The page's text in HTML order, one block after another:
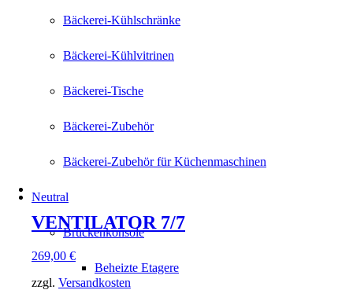
Bäckerei-Kühlschränke
Bäckerei-Kühlvitrinen
Bäckerei-Tische
Bäckerei-Zubehör
Bäckerei-Zubehör für Küchenmaschinen
Neutral
Brückenkonsole
Beheizte Etagere
VENTILATOR 7/7
269,00 €
zzgl. Versandkosten